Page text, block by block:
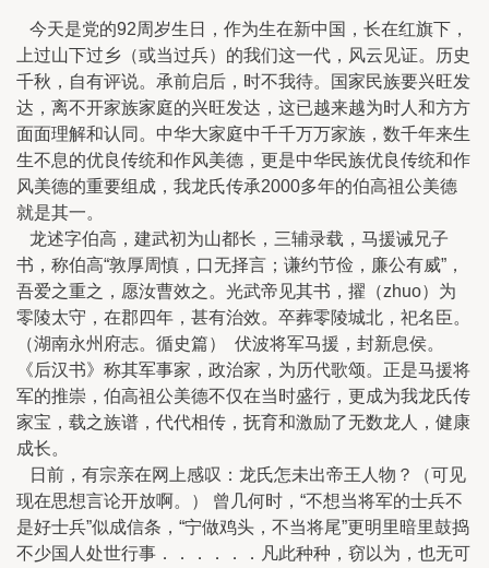
今天是党的92周岁生日，作为生在新中国，长在红旗下，
上过山下过乡（或当过兵）的我们这一代，风云见证。历史
千秋，自有评说。承前启后，时不我待。国家民族要兴旺发
达，离不开家族家庭的兴旺发达，这已越来越为时人和方方
面面理解和认同。中华大家庭中千千万万家族，数千年来生
生不息的优良传统和作风美德，更是中华民族优良传统和作
风美德的重要组成，我龙氏传承2000多年的伯高祖公美德
就是其一。
龙述字伯高，建武初为山都长，三辅录载，马援诫兄子
书，称伯高“敦厚周慎，口无择言；谦约节俭，廉公有威”，
吾爱之重之，愿汝曹效之。光武帝见其书，擢（zhuo）为
零陵太守，在郡四年，甚有治效。卒葬零陵城北，祀名臣。
（湖南永州府志。循史篇） 伏波将军马援，封新息侯。
《后汉书》称其军事家，政治家，为历代歌颂。正是马援将
军的推崇，伯高祖公美德不仅在当时盛行，更成为我龙氏传
家宝，载之族谱，代代相传，抚育和激励了无数龙人，健康
成长。
日前，有宗亲在网上感叹：龙氏怎未出帝王人物？（可见
现在思想言论开放啊。） 曾几何时，“不想当将军的士兵不
是好士兵”似成信条，“宁做鸡头，不当将尾”更明里暗里鼓捣
不少国人处世行事．．．．．．凡此种种，窃以为，也无可